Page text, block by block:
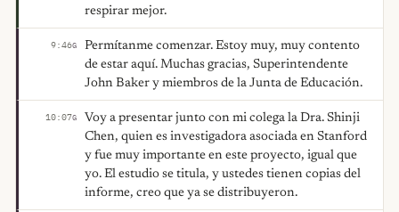
respirar mejor.
9:46G
Permítanme comenzar. Estoy muy, muy contento
de estar aquí. Muchas gracias, Superintendente
John Baker y miembros de la Junta de Educación.
10:07G
Voy a presentar junto con mi colega la Dra. Shinji
Chen, quien es investigadora asociada en Stanford
y fue muy importante en este proyecto, igual que
yo. El estudio se titula, y ustedes tienen copias del
informe, creo que ya se distribuyeron.